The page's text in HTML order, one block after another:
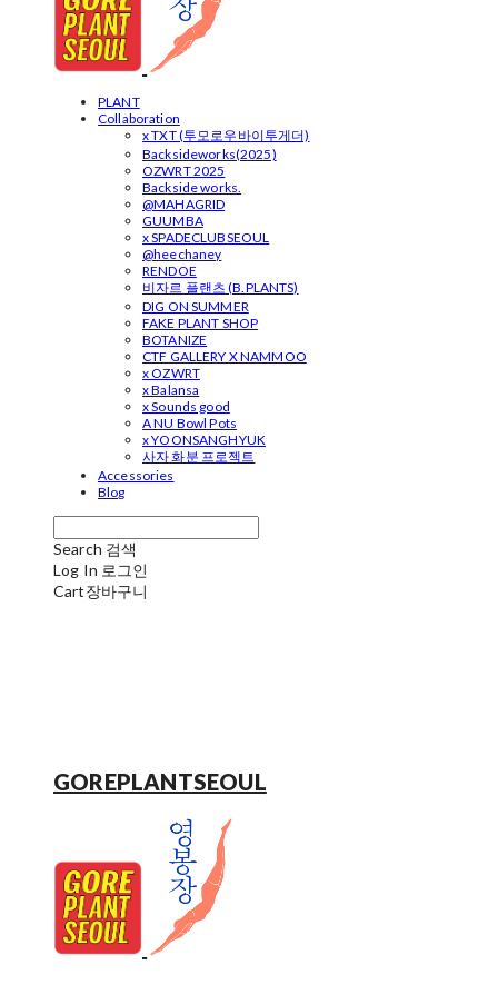
PLANT
Collaboration
x TXT (투모로우바이투게더)
Backsideworks(2025)
OZWRT 2025
Backside works.
@MAHAGRID
GUUMBA
x SPADECLUBSEOUL
@heechaney
RENDOE
비자르 플랜츠 (B.PLANTS)
DIG ON SUMMER
FAKE PLANT SHOP
BOTANIZE
CTF GALLERY X NAMMOO
x OZWRT
x Balansa
x Sounds good
A NU Bowl Pots
x YOONSANGHYUK
사자 화분 프로젝트
Accessories
Blog
Search 검색
Log In 로그인
Cart장바구니
GOREPLANTSEOUL